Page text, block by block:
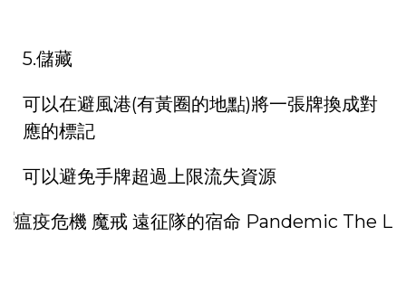
5.儲藏
可以在避風港(有黃圈的地點)將一張牌換成對
應的標記
可以避免手牌超過上限流失資源